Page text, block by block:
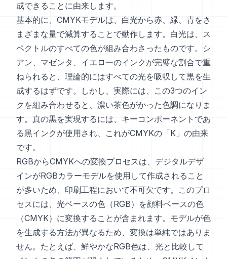
成できることに由来します。
基本的に、CMYKモデルは、白光から赤、緑、青をさ
まざまな量で減算することで動作します。白光は、ス
ペクトルのすべての色が組み合わさったものです。シ
アン、マゼンタ、イエローのインクが完璧な割合で重
ねられると、理論的にはすべての光を吸収して黒を生
成するはずです。しかし、実際には、この3つのイン
クを組み合わせると、濃い茶色がかった色調になりま
す。真の黒を実現するには、キーコンポーネントであ
る黒インクが使用され、これがCMYKの「K」の由来
です。
RGBからCMYKへの変換プロセスは、デジタルデザ
インがRGBカラーモデルを使用して作成されること
が多いため、印刷工程において不可欠です。このプロ
セスには、光ベースの色（RGB）を顔料ベースの色
（CMYK）に変換することが含まれます。モデルが色
を生成する方法が異なるため、変換は単純ではありま
せん。たとえば、鮮やかなRGB色は、光と比較して